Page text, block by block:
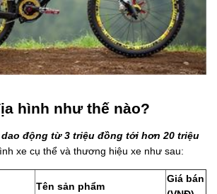
hình như thế nào?
dao động từ 3 triệu đồng tới hơn 20 triệu
xe cụ thể và thương hiệu xe như sau:
Tên sản phẩm
Giá bán